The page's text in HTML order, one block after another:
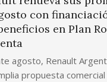
con
en Plan
agosto, Renault
propuesta